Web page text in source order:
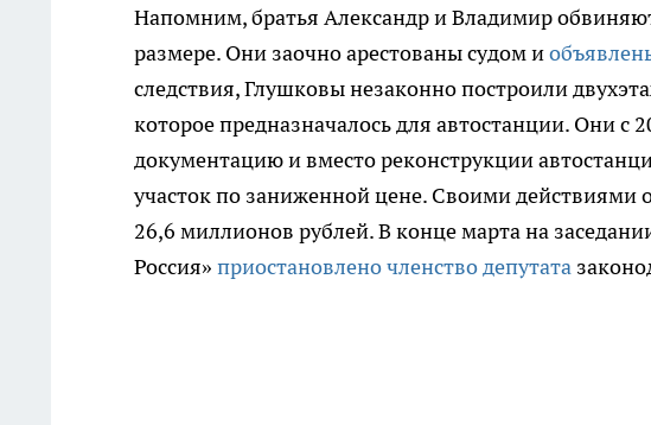
Напомним, братья Александр и Владимир
размере. Они заочно арестованы судом и
следствия, Глушковы незаконно построили
которое предназначалось для автостанции. Они с
документацию и вместо реконструкции
участок по заниженной цене. Своими
26,6 миллионов рублей. В конце марта на
Россия» приостановлено членство депутата